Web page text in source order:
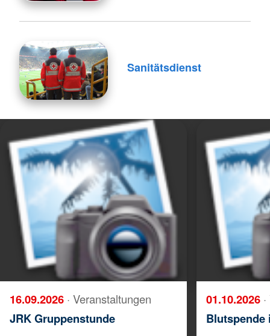
Sanitätsdienst
16.09.2026 · Veranstaltungen
JRK Gruppenstunde
01.10.2026
Blutspende